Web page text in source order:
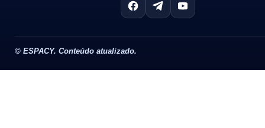
© ESPACY. Conteúdo atualizado.